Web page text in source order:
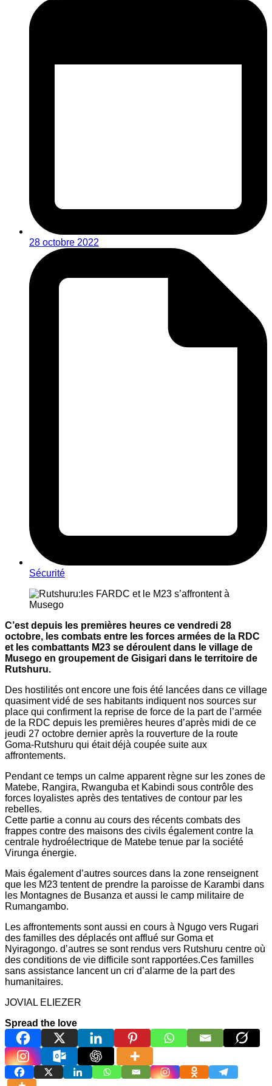
28 octobre 2022
Sécurité
C’est depuis les premières heures ce vendredi 28
octobre, les combats entre les forces armées de la RDC
et les combattants M23 se déroulent dans le village de
Musego en groupement de Gisigari dans le territoire de
Rutshuru.
Des hostilités ont encore une fois été lancées dans ce village
quasiment vidé de ses habitants indiquent nos sources sur
place qui confirment la reprise de force de la part de l’armée
de la RDC depuis les premières heures d’après midi de ce
jeudi 27 octobre dernier après la rouverture de la route
Goma-Rutshuru qui était déjà coupée suite aux
affrontements.
Pendant ce temps un calme apparent règne sur les zones de
Matebe, Rangira, Rwanguba et Kabindi sous contrôle des
forces loyalistes après des tentatives de contour par les
rebelles.
Cette partie a connu au cours des récents combats des
frappes contre des maisons des civils également contre la
centrale hydroélectrique de Matebe tenue par la société
Virunga énergie.
Mais également d’autres sources dans la zone renseignent
que les M23 tentent de prendre la paroisse de Karambi dans
les Montagnes de Busanza et aussi le camp militaire de
Rumangambo.
Les affrontements sont aussi en cours à Ngugo vers Rugari
des familles des déplacés ont afflué sur Goma et
Nyiragongo. d’autres se sont rendus vers Rutshuru centre où
des conditions de vie difficile sont rapportées.Ces familles
sans assistance lancent un cri d’alarme de la part des
humanitaires.
JOVIAL ELIEZER
Spread the love